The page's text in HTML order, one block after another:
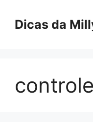
contentDicas da